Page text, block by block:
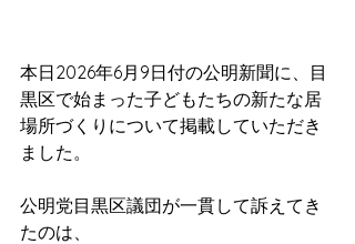
本日2026年6月9日付の公明新聞に、目
黒区で始まった子どもたちの新たな居
場所づくりについて掲載していただき
ました。
公明党目黒区議団が一貫して訴えてき
たのは、